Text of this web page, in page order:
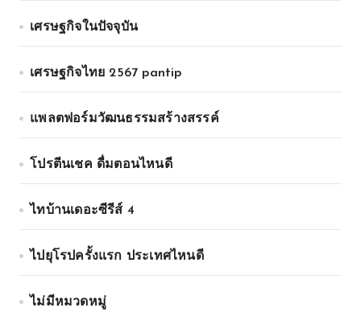
เศรษฐกิจในปัจจุบัน
เศรษฐกิจไทย 2567 pantip
แพลตฟอร์มวัฒนธรรมสร้างสรรค์
โปรตีนเชค ดื่มตอนไหนดี
ไทบ้านเดอะซีรีส์ 4
ไปยุโรปครั้งแรก ประเทศไหนดี
ไม่มีหมวดหมู่